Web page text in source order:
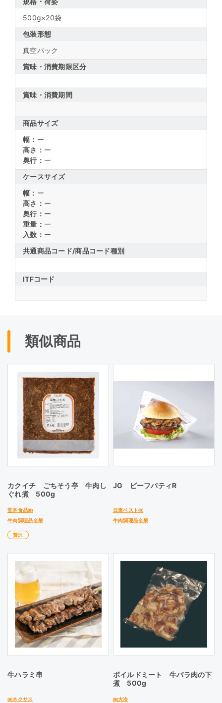
500g×20袋
包装形態
真空パック
賞味・消費期限区分
賞味・消費期間
商品サイズ
幅： ー
高さ： ー
奥行： ー
ケースサイズ
幅： ー
高さ： ー
奥行： ー
重量： ー
入数： ー
共通商品コード/商品コード種別
ITFコード
類似商品
カクイチ ごちそう亭 牛肉し
ぐれ煮 500g
堂本食品㈱
牛肉調理品全般
贅沢
JG ビーフパティR
日東ベスト㈱
牛肉調理品全般
牛ハラミ串
㈱ネクサス
ボイルドミート 牛バラ肉の下
煮 500g
㈱大冷